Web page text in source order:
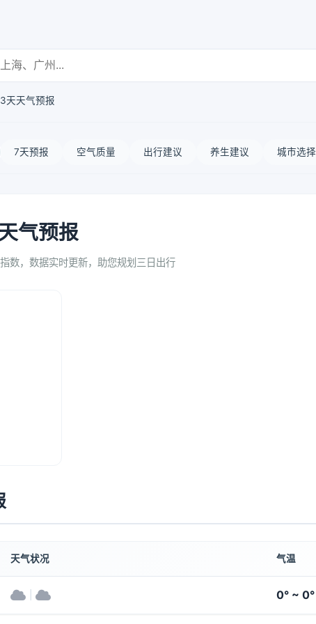
天天气预报
7天预报 空气质量 出行建议 养生建议 城市选择
气预报
数，数据实时更新，助您规划三日出行
天气状况 气温
0° ~ 0°